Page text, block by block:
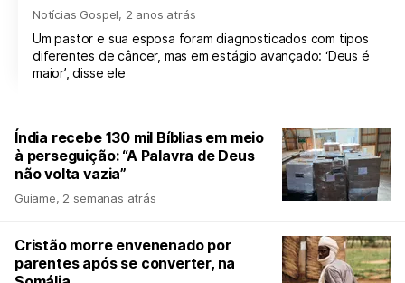
Notícias Gospel, 2 anos atrás
Um pastor e sua esposa foram diagnosticados com tipos
diferentes de câncer, mas em estágio avançado: ‘Deus é
maior’, disse ele
Índia recebe 130 mil Bíblias em meio
à perseguição: “A Palavra de Deus
não volta vazia”
Guiame, 2 semanas atrás
Cristão morre envenenado por
parentes após se converter, na